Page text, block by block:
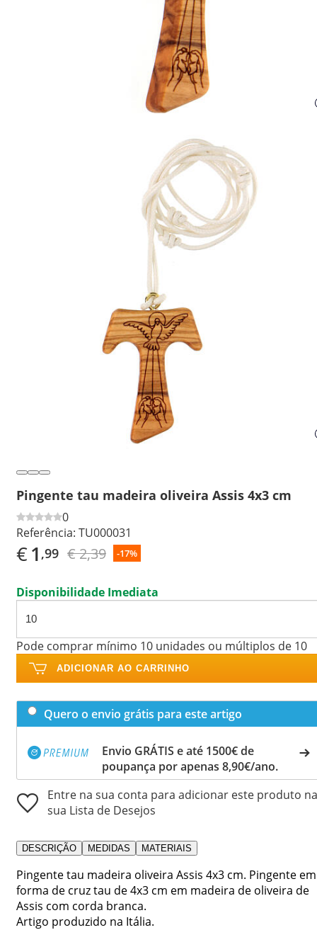
Pingente tau madeira oliveira Assis 4x3 cm
0
Referência: TU000031
€1 ,99 € 2,39 -17%
Disponibilidade Imediata
Pode comprar mínimo 10 unidades ou múltiplos de 10
ADICIONAR AO CARRINHO
Quero o envio grátis para este artigo
Envio GRÁTIS e até 1500€ de
poupança por apenas 8,90€/ano.
Entre na sua conta para adicionar este produto na
sua Lista de Desejos
DESCRIÇÃO MEDIDAS MATERIAIS
Pingente tau madeira oliveira Assis 4x3 cm. Pingente em
forma de cruz tau de 4x3 cm em madeira de oliveira de
Assis com corda branca.
Artigo produzido na Itália.